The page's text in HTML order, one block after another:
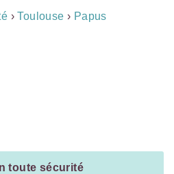
›Toulouse › Papus
toute sécurité